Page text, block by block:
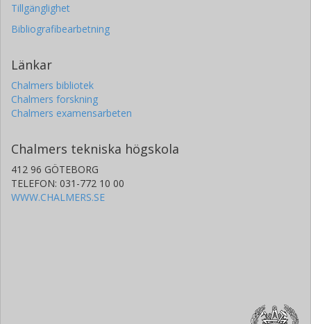
Tillgänglighet
Bibliografibearbetning
Länkar
Chalmers bibliotek
Chalmers forskning
Chalmers examensarbeten
Chalmers tekniska högskola
412 96 GÖTEBORG
TELEFON: 031-772 10 00
WWW.CHALMERS.SE